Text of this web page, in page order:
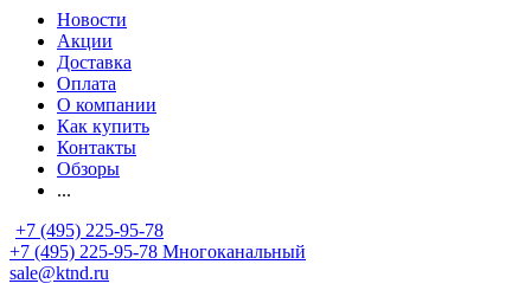
Новости
Акции
Доставка
Оплата
О компании
Как купить
Контакты
Обзоры
...
+7 (495) 225-95-78
+7 (495) 225-95-78 Многоканальный
sale@ktnd.ru